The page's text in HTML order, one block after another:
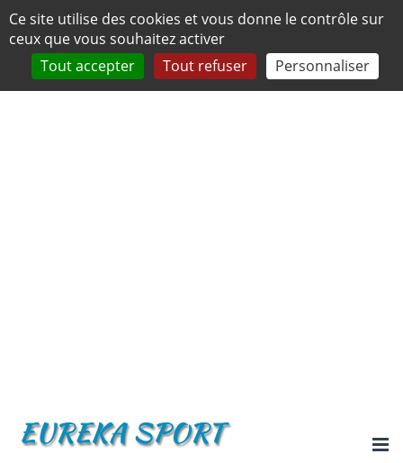
Panneau de gestion des cookies
Ce site utilise des cookies et vous donne le contrôle sur
ceux que vous souhaitez activer
Tout accepter
Tout refuser Personnaliser